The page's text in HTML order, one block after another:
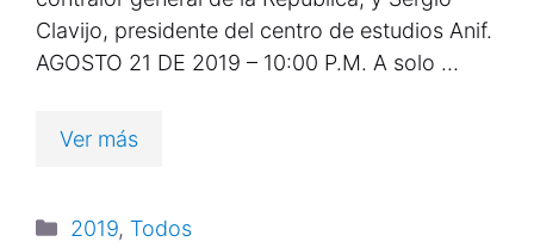
Clavijo, presidente del centro de estudios Anif.
AGOSTO 21 DE 2019 – 10:00 P.M. A solo …
Ver más
2019, Todos